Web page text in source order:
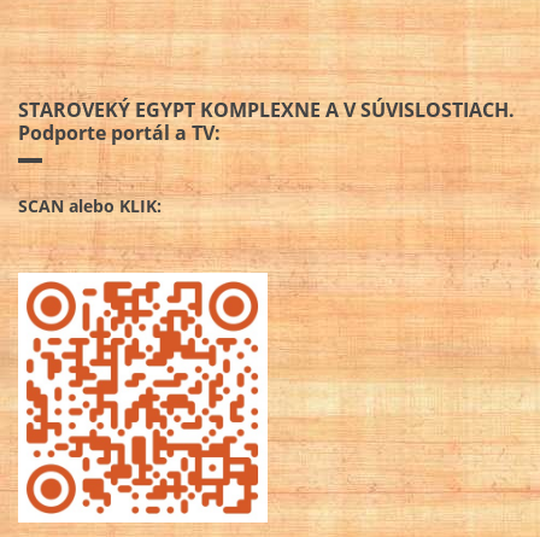
STAROVEKÝ EGYPT KOMPLEXNE A V SÚVISLOSTIACH.
Podporte portál a TV:
SCAN alebo KLIK: